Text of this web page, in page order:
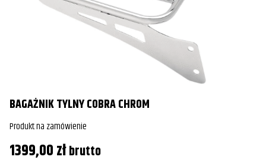
BAGAŻNIK TYLNY COBRA CHROM
Produkt na zamówienie
1399,00złbrutto